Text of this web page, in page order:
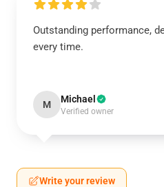
Outstanding performance,
every time.
M Michael
Verified owner
Write your review